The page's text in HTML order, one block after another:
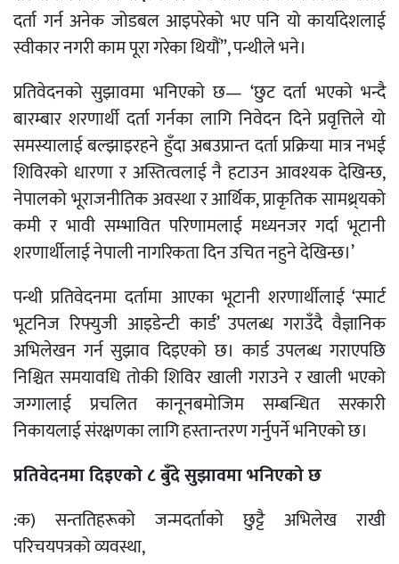
दर्ता गर्न अनेक जोडबल आइपरेको भए पनि यो कार्यादेशलाई
स्वीकार नगरी काम पूरा गरेका थियौं”, पन्थीले भने।
प्रतिवेदनको सुझावमा भनिएको छ— ‘छुट दर्ता भएको भन्दै
बारम्बार शरणार्थी दर्ता गर्नका लागि निवेदन दिने प्रवृत्तिले यो
समस्यालाई बल्झाइरहने हुँदा अबउप्रान्त दर्ता प्रक्रिया मात्र नभई
शिविरको धारणा र अस्तित्वलाई नै हटाउन आवश्यक देखिन्छ,
नेपालको भूराजनीतिक अवस्था र आर्थिक, प्राकृतिक सामथ्र्यको
कमी र भावी सम्भावित परिणामलाई मध्यनजर गर्दा भूटानी
शरणार्थीलाई नेपाली नागरिकता दिन उचित नहुने देखिन्छ।’
पन्थी प्रतिवेदनमा दर्तामा आएका भूटानी शरणार्थीलाई ‘स्मार्ट
भूटनिज रिफ्युजी आइडेन्टी कार्ड’ उपलब्ध गराउँदै वैज्ञानिक
अभिलेखन गर्न सुझाव दिइएको छ। कार्ड उपलब्ध गराएपछि
निश्चित समयावधि तोकी शिविर खाली गराउने र खाली भएको
जग्गालाई प्रचलित कानूनबमोजिम सम्बन्धित सरकारी
निकायलाई संरक्षणका लागि हस्तान्तरण गर्नुपर्ने भनिएको छ।
प्रतिवेदनमा दिइएको ८ बुँदे सुझावमा भनिएको छ
:क) सन्ततिहरूको जन्मदर्ताको छुट्टै अभिलेख राखी
परिचयपत्रको व्यवस्था,